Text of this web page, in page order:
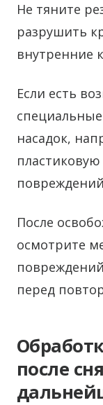
Не тяните
разрушить
внутренние
Если есть
насадок,
После
осмотрите
перед
после